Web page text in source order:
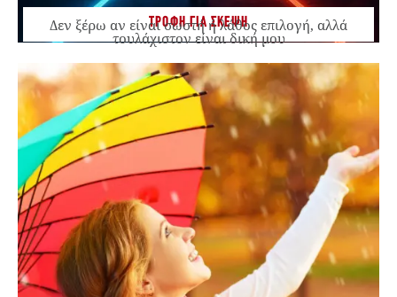
ΤΡΟΦΗ ΓΙΑ ΣΚΕΨΗ
Δεν ξέρω αν είναι σωστή ή λάθος επιλογή, αλλά
τουλάχιστον είναι δική μου